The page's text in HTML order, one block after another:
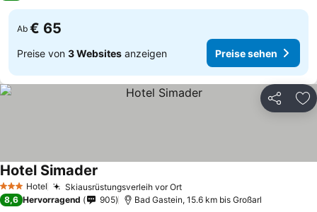
Ab € 65
Preise von 3 Websites anzeigen Preise sehen
Teilen
3 SterneHotel Skiausrüstungsverleih vor Ort
Hotel Simader
8,6 Hervorragend 905 Bad Gastein, 15.6 km bis Großarl